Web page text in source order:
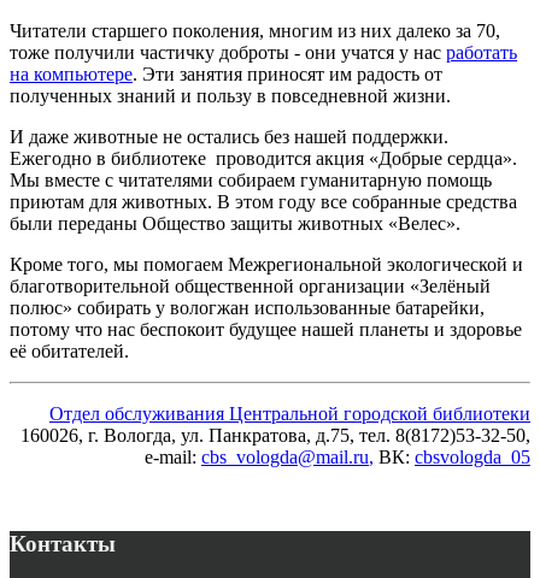
Читатели старшего поколения, многим из них далеко за 70,
тоже получили частичку доброты - они учатся у нас работать
на компьютере. Эти занятия приносят им радость от
полученных знаний и пользу в повседневной жизни.
И даже животные не остались без нашей поддержки.
Ежегодно в библиотеке проводится акция «Добрые сердца».
Мы вместе с читателями собираем гуманитарную помощь
приютам для животных. В этом году все собранные средства
были переданы Общество защиты животных «Велес».
Кроме того, мы помогаем Межрегиональной экологической и
благотворительной общественной организации «Зелёный
полюс» собирать у вологжан использованные батарейки,
потому что нас беспокоит будущее нашей планеты и здоровье
её обитателей.
Отдел обслуживания Центральной городской библиотеки
160026, г. Вологда, ул. Панкратова, д.75, тел. 8(8172)53-32-50,
e-mail: cbs_vologda@mail.ru, ВК: cbsvologda_05
Контакты